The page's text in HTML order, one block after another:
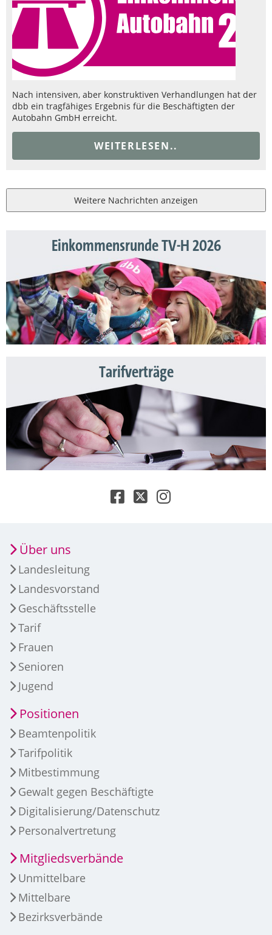
Nach intensiven, aber konstruktiven Verhandlungen hat der
dbb ein tragfähiges Ergebnis für die Beschäftigten der
Autobahn GmbH erreicht.
WEITERLESEN..
Weitere Nachrichten anzeigen
Einkommensrunde TV-H 2026
Tarifverträge
Über uns
Landesleitung
Landesvorstand
Geschäftsstelle
Tarif
Frauen
Senioren
Jugend
Positionen
Beamtenpolitik
Tarifpolitik
Mitbestimmung
Gewalt gegen Beschäftigte
Digitalisierung/Datenschutz
Personalvertretung
Mitgliedsverbände
Unmittelbare
Mittelbare
Bezirksverbände